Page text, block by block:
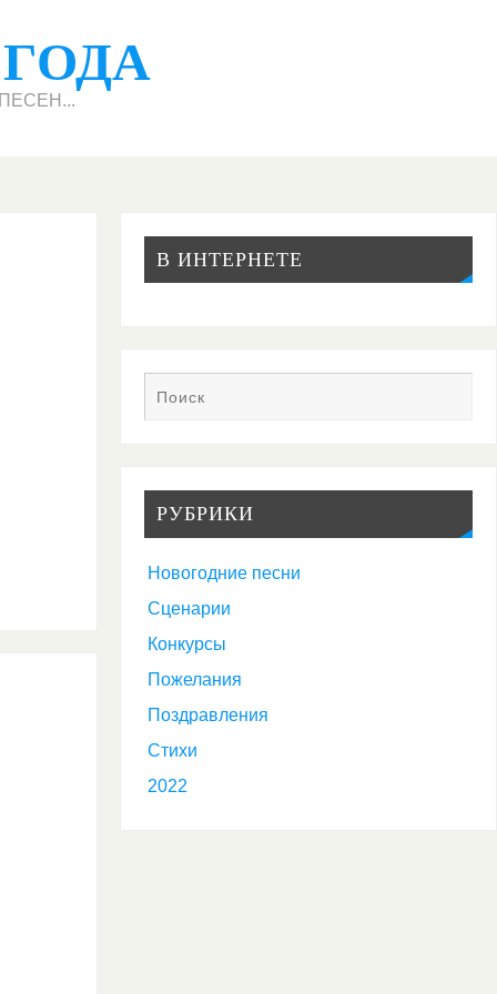
В ИНТЕРНЕТЕ
РУБРИКИ
Новогодние песни
Сценарии
Конкурсы
Пожелания
Поздравления
Стихи
2022